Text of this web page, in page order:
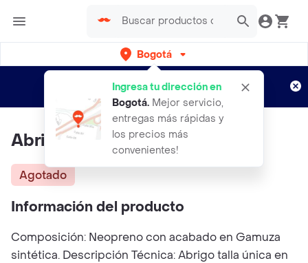
Bogotá
Ingresa tu dirección en
Bogotá. Mejor servicio,
entregas más rápidas y
los precios más
convenientes!
envíos gratis por semanas
Aplican TyC
Abrigo Cici Rojo
Agotado
Información del producto
Composición: Neopreno con acabado en Gamuza
sintética. Descripción Técnica: Abrigo talla única en